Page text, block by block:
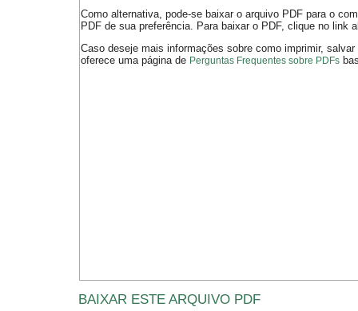
Como alternativa, pode-se baixar o arquivo PDF para o
PDF de sua preferência. Para baixar o PDF, clique no link
Caso deseje mais informações sobre como imprimir,
oferece uma página de Perguntas Frequentes sobre PDFs
BAIXAR ESTE ARQUIVO PDF